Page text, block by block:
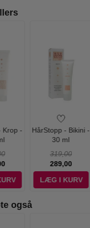
Krop -
HårStopp - Bikini -
30 ml
319,00
289,00
LÆG I KURV
også